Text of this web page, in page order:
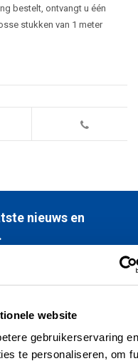
website
gebruikerservaring
te personaliseren, om
bestelt, ontvangt u één
stukken van 1 meter
nieuws en
(sinds 1996)